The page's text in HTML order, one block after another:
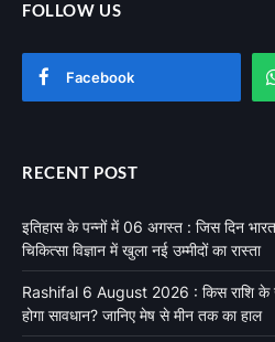
FOLLOW US
Facebook
RECENT POST
इतिहास के पन्नों में 06 अगस्त : जिस दिन
चिकित्सा विज्ञान में खुला नई उम्मीदों का रास्ता
Rashifal 6 August 2026 : किस राशि के
होगा सावधान? जानिए मेष से मीन तक का हाल